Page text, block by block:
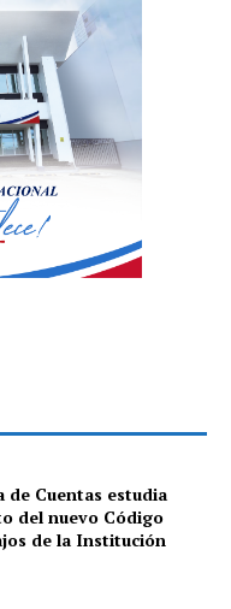
de Cuentas estudia
del nuevo Código
de la Institución